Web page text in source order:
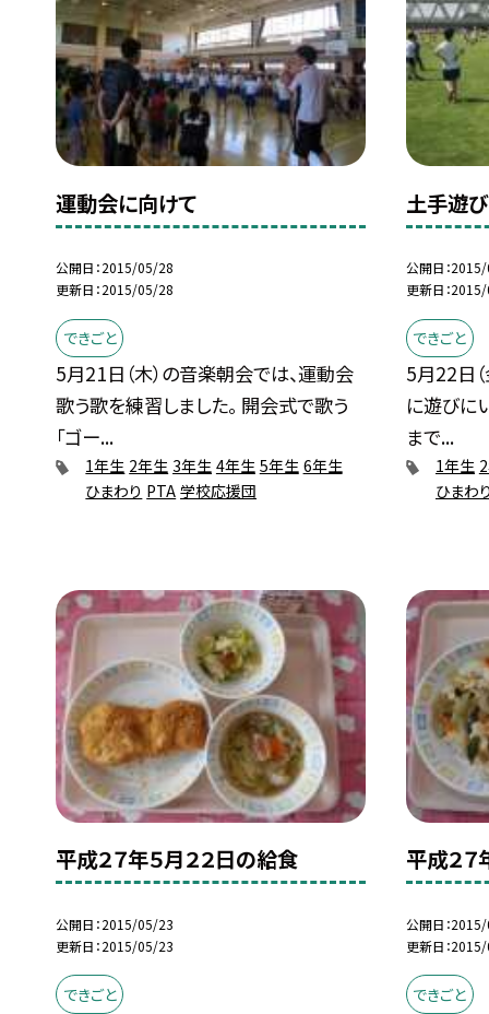
運動会に向けて
公開日 2015/05/28
更新日 2015/05/28
できごと
5月21日（木）の音楽朝会では、運動会
歌う歌を練習しました。 開会式で歌う
「ゴー...
1年生 2年生 3年生 4年生 5年生 6年生
ひまわり PTA 学校応援団
土手遊び
公開日
更新日
できごと
5月22日
に遊びに
まで...
1年生
ひまわ
平成２７年５月２２日の給食
公開日 2015/05/23
更新日 2015/05/23
できごと
平成２７
公開日
更新日
できごと